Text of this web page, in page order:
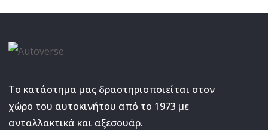
Το κατάστημα μας δραστηριοποιείται στον
χώρο του αυτοκινήτου από το 1973 με
ανταλλακτικά και αξεσουάρ.